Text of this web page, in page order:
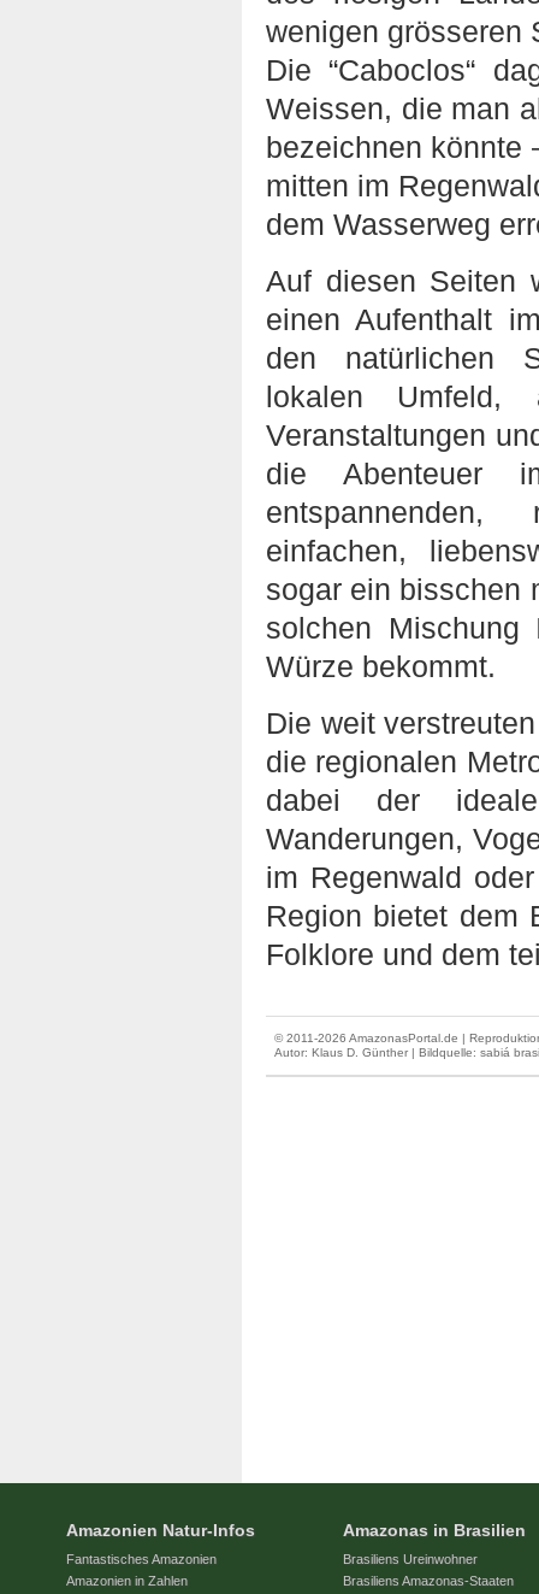
wenigen grösseren
Die “Caboclos“
Weissen, die man
bezeichnen könnte
mitten im
dem Wasserweg
Auf diesen Seiten
einen Aufenthalt
den natürlichen
lokalen Umfeld,
Veranstaltungen
die Abenteuer
entspannenden,
einfachen,
sogar ein bisschen
solchen Mischung
Würze bekommt.
Die weit
die regionalen
dabei der ideale
Wanderungen,
im Regenwald
Region bietet dem
Folklore und dem
© 2011-2026 AmazonasPortal.de |
Autor: Klaus D. Günther | Bildquelle: sabiá
Amazonien Natur-Infos
Fantastisches Amazonien
Amazonien in Zahlen
Amazonas in Brasilien
Brasiliens Ureinwohner
Brasiliens Amazonas-Staaten